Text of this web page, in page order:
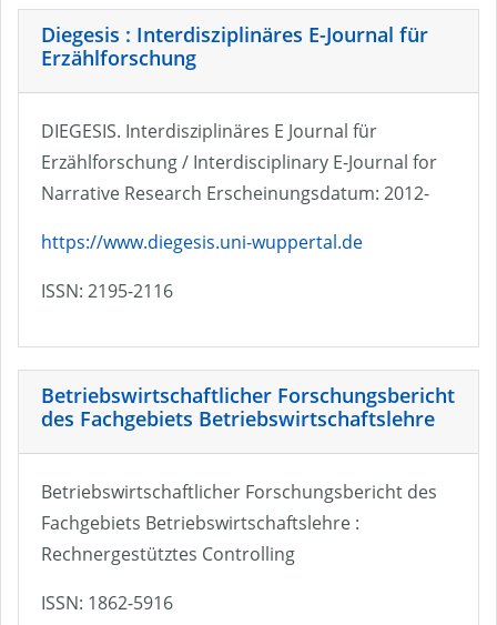
Diegesis : Interdisziplinäres E-Journal für
Erzählforschung
DIEGESIS. Interdisziplinäres E Journal für
Erzählforschung / Interdisciplinary E-Journal for
Narrative Research Erscheinungsdatum: 2012-
https://www.diegesis.uni-wuppertal.de
ISSN: 2195-2116
Betriebswirtschaftlicher Forschungsbericht
des Fachgebiets Betriebswirtschaftslehre
Betriebswirtschaftlicher Forschungsbericht des
Fachgebiets Betriebswirtschaftslehre :
Rechnergestütztes Controlling
ISSN: 1862-5916